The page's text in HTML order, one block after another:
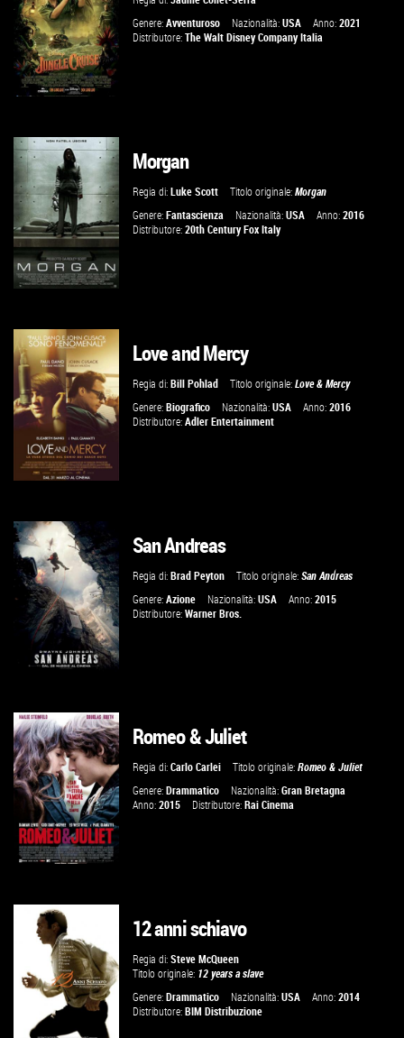
VAI ALLA SCHEDA
GUARDA IL TRAILER
VAI ALLA SCHEDA
Genere:Avventuroso Nazionalità:USA Anno:2021
Distributore:The Walt Disney Company Italia
GUARDA IL TRAILER
VAI ALLA SCHEDA
Morgan
Regia di:Luke Scott Titolo originale:Morgan
Genere:Fantascienza Nazionalità:USA Anno:2016
Distributore:20th Century Fox Italy
GUARDA IL TRAILER
VAI ALLA SCHEDA
Love and Mercy
Regia di:Bill Pohlad Titolo originale:Love & Mercy
Genere:Biografico Nazionalità:USA Anno:2016
Distributore:Adler Entertainment
GUARDA IL TRAILER
VAI ALLA SCHEDA
San Andreas
Regia di:Brad Peyton Titolo originale:San Andreas
Genere:Azione Nazionalità:USA Anno:2015
Distributore:Warner Bros.
GUARDA IL TRAILER
VAI ALLA SCHEDA
Romeo & Juliet
Regia di:Carlo Carlei Titolo originale:Romeo & Juliet
Genere:Drammatico Nazionalità:Gran Bretagna
Anno:2015 Distributore:Rai Cinema
12 anni schiavo
Regia di:Steve McQueen
Titolo originale: 12 years a slave
Genere:Drammatico Nazionalità:USA Anno:2014
Distributore:BIM Distribuzione